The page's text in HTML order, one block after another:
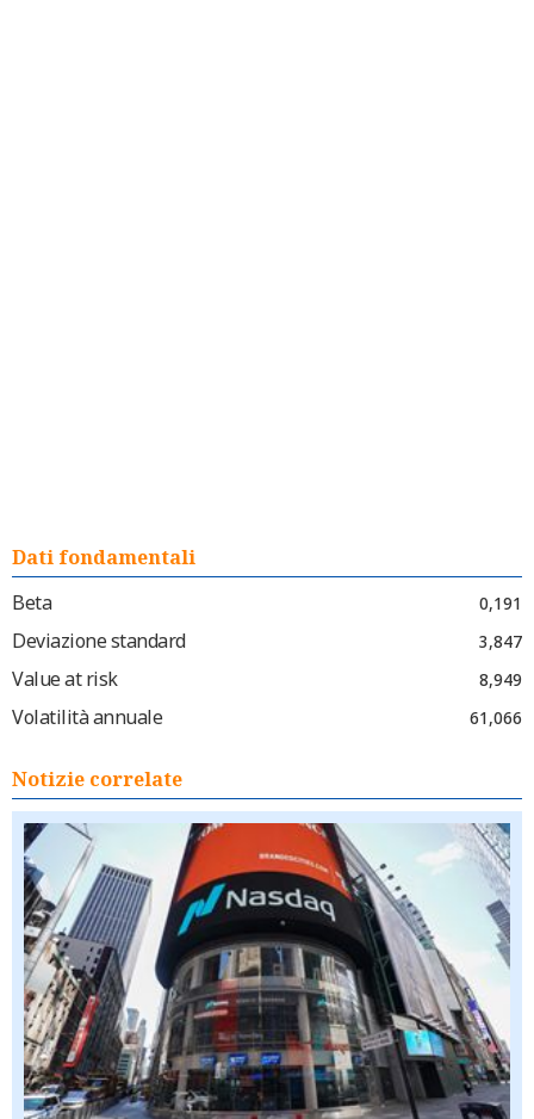
Dati fondamentali
Beta
0,191
Deviazione standard 3,847
Value at risk 8,949
Volatilità annuale 61,066
Notizie correlate